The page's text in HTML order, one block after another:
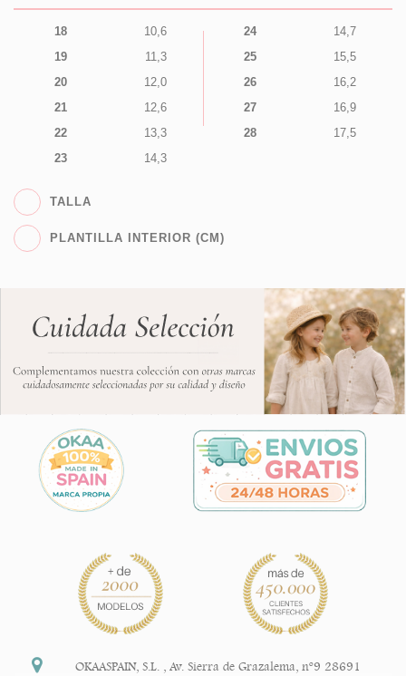
18
10,6
19
11,3
20
12,0
21
12,6
22
13,3
23
14,3
24
14,7
25
15,5
26
16,2
27
16,9
28
17,5
TALLA
PLANTILLA INTERIOR (CM)
OKAASPAIN, S.L. ,Av. Sierra de Grazalema, nº9 28691